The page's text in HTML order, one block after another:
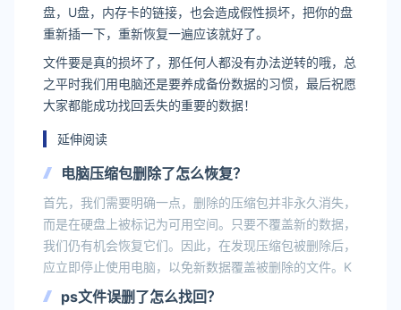
盘，U盘，内存卡的链接，也会造成假性损坏，把你的盘
重新插一下，重新恢复一遍应该就好了。
文件要是真的损坏了，那任何人都没有办法逆转的哦，总
之平时我们用电脑还是要养成备份数据的习惯，最后祝愿
大家都能成功找回丢失的重要的数据！
延伸阅读
电脑压缩包删除了怎么恢复？
首先，我们需要明确一点，删除的压缩包并非永久消失，
而是在硬盘上被标记为可用空间。只要不覆盖新的数据，
我们仍有机会恢复它们。因此，在发现压缩包被删除后，
应立即停止使用电脑，以免新数据覆盖被删除的文件。K
ps文件误删了怎么找回？